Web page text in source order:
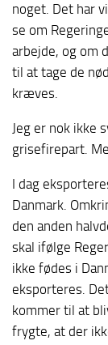
noget. Det har
se om
arbejde, og om
til at tage de
kræves.
Jeg er nok ikke
grisefirepart.
I dag
Danmark.
den anden
skal ifølge
ikke fødes i
eksporteres.
kommer til at
frygte, at der